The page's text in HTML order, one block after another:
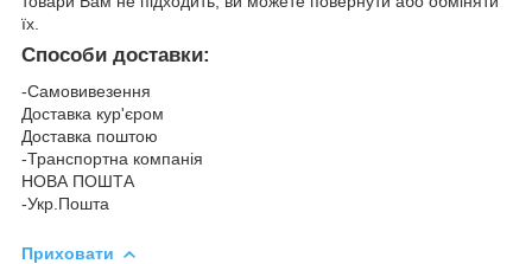
їх.
Способи доставки:
-Самовивезення
Доставка кур'єром
Доставка поштою
-Транспортна компанія
НОВА ПОШТА
-Укр.Пошта
Приховати